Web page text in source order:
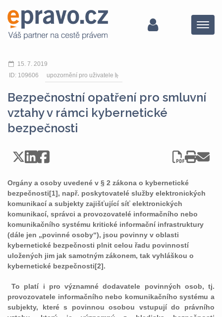
Menu
15. 7. 2019
ID: 109606
upozornění pro uživatele
Bezpečnostní opatření pro smluvní
vztahy v rámci kybernetické
bezpečnosti
Orgány a osoby uvedené v § 2 zákona o kybernetické
bezpečnosti[1], např. poskytovatelé služby elektronických
komunikací a subjekty zajišťující síť elektronických
komunikací, správci a provozovatelé informačního nebo
komunikačního systému kritické informační infrastruktury
(dále jen „povinné osoby“), jsou povinny v oblasti
kybernetické bezpečnosti plnit celou řadu povinností
uložených jim jak samotným zákonem, tak vyhláškou o
kybernetické bezpečnosti[2].
To platí i pro významné dodavatele povinných osob, tj.
provozovatele informačního nebo komunikačního systému a
subjekty, které s povinnou osobou vstupují do právního